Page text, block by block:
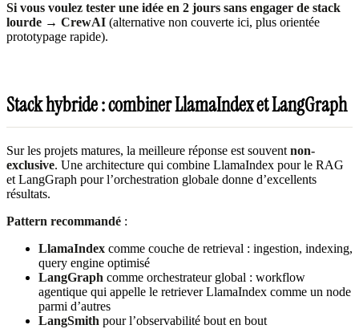
Si vous voulez tester une idée en 2 jours sans engager de stack
lourde → CrewAI (alternative non couverte ici, plus orientée
prototypage rapide).
Stack hybride : combiner LlamaIndex et LangGraph
Sur les projets matures, la meilleure réponse est souvent non-
exclusive. Une architecture qui combine LlamaIndex pour le RAG
et LangGraph pour l’orchestration globale donne d’excellents
résultats.
Pattern recommandé :
LlamaIndex comme couche de retrieval : ingestion, indexing,
query engine optimisé
LangGraph comme orchestrateur global : workflow
agentique qui appelle le retriever LlamaIndex comme un node
parmi d’autres
LangSmith pour l’observabilité bout en bout